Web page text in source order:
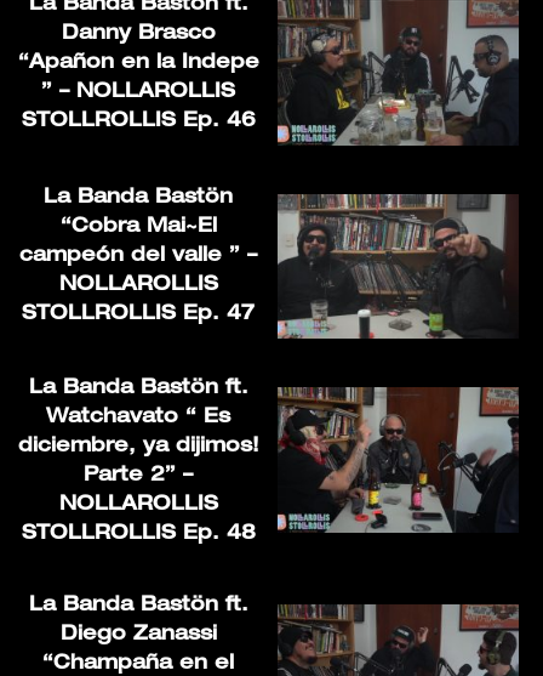
La Banda Bastön ft.
Danny Brasco
“Apañon en la Indepe
” – NOLLAROLLIS
STOLLROLLIS Ep. 46
La Banda Bastön
“Cobra Mai~El
campeón del valle ” –
NOLLAROLLIS
STOLLROLLIS Ep. 47
La Banda Bastön ft.
Watchavato “ Es
diciembre, ya dijimos!
Parte 2” –
NOLLAROLLIS
STOLLROLLIS Ep. 48
La Banda Bastön ft.
Diego Zanassi
“Champaña en el